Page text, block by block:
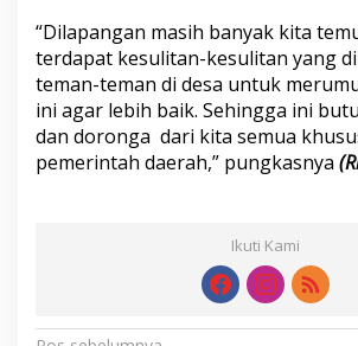
“Dilapangan masih banyak kita
terdapat kesulitan-kesulitan yang
teman-teman di desa untuk
ini agar lebih baik. Sehingga ini
dan doronga dari kita semua
pemerintah daerah,” pungkasnya
Ikuti Kami